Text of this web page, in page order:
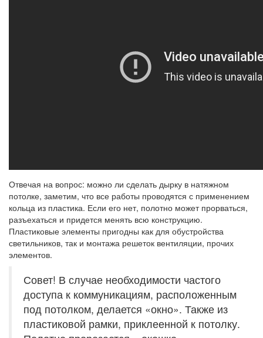
Отвечая на вопрос: можно ли сделать дырку в натяжном
потолке, заметим, что все работы проводятся с применением
кольца из пластика. Если его нет, полотно может прорваться,
разъехаться и придется менять всю конструкцию.
Пластиковые элементы пригодны как для обустройства
светильников, так и монтажа решеток вентиляции, прочих
элементов.
Совет! В случае необходимости частого
доступа к коммуникациям, расположенным
под потолком, делается «окно». Также из
пластиковой рамки, приклеенной к потолку.